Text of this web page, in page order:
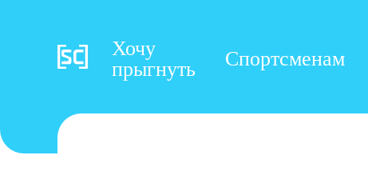
Хочу
прыгнуть
Спортсменам